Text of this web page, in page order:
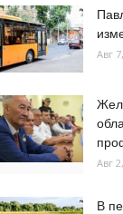
Авг
Авг
В